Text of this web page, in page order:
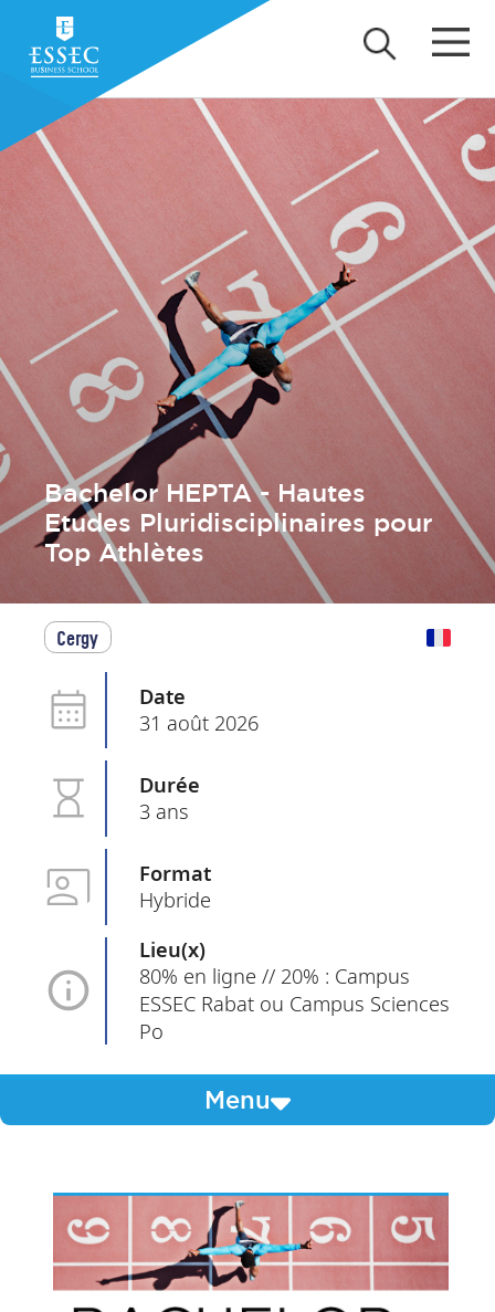
Bachelor HEPTA - Hautes
Etudes Pluridisciplinaires pour
Top Athlètes
Cergy
Date
31 août 2026
Durée
3 ans
Format
Hybride
Lieu(x)
80% en ligne // 20% : Campus
ESSEC Rabat ou Campus Sciences
Po
Menu